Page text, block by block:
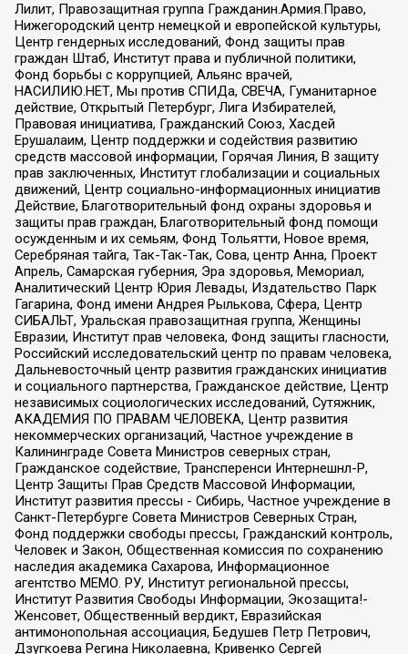
Лилит, Правозащитная группа Гражданин.Армия.Право,
Нижегородский центр немецкой и европейской культуры,
Центр гендерных исследований, Фонд защиты прав
граждан Штаб, Институт права и публичной политики,
Фонд борьбы с коррупцией, Альянс врачей,
НАСИЛИЮ.НЕТ, Мы против СПИДа, СВЕЧА, Гуманитарное
действие, Открытый Петербург, Лига Избирателей,
Правовая инициатива, Гражданский Союз, Хасдей
Ерушалаим, Центр поддержки и содействия развитию
средств массовой информации, Горячая Линия, В защиту
прав заключенных, Институт глобализации и социальных
движений, Центр социально-информационных инициатив
Действие, Благотворительный фонд охраны здоровья и
защиты прав граждан, Благотворительный фонд помощи
осужденным и их семьям, Фонд Тольятти, Новое время,
Серебряная тайга, Так-Так-Так, Сова, центр Анна, Проект
Апрель, Самарская губерния, Эра здоровья, Мемориал,
Аналитический Центр Юрия Левады, Издательство Парк
Гагарина, Фонд имени Андрея Рылькова, Сфера, Центр
СИБАЛЬТ, Уральская правозащитная группа, Женщины
Евразии, Институт прав человека, Фонд защиты гласности,
Российский исследовательский центр по правам человека,
Дальневосточный центр развития гражданских инициатив
и социального партнерства, Гражданское действие, Центр
независимых социологических исследований, Сутяжник,
АКАДЕМИЯ ПО ПРАВАМ ЧЕЛОВЕКА, Центр развития
некоммерческих организаций, Частное учреждение в
Калининграде Совета Министров северных стран,
Гражданское содействие, Трансперенси Интернешнл-Р,
Центр Защиты Прав Средств Массовой Информации,
Институт развития прессы - Сибирь, Частное учреждение в
Санкт-Петербурге Совета Министров Северных Стран,
Фонд поддержки свободы прессы, Гражданский контроль,
Человек и Закон, Общественная комиссия по сохранению
наследия академика Сахарова, Информационное
агентство МЕМО. РУ, Институт региональной прессы,
Институт Развития Свободы Информации, Экозащита!-
Женсовет, Общественный вердикт, Евразийская
антимонопольная ассоциация, Бедушев Петр Петрович,
Дзугкоева Регина Николаевна, Кривенко Сергей